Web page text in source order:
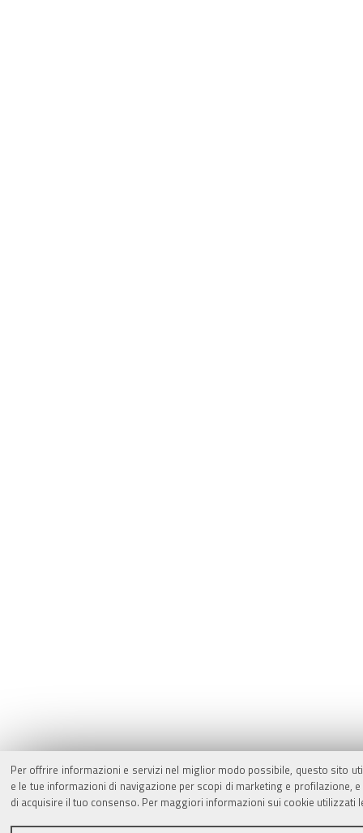
Per offrire informazioni e servizi nel miglior modo possibile, questo sito
e le tue informazioni di navigazione per scopi di marketing e
di acquisire il tuo consenso. Per maggiori informazioni sui cookie utilizzati